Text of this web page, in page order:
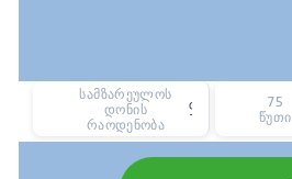
სამზარეულოს
დონის
რაოდენობა
75
წუთი